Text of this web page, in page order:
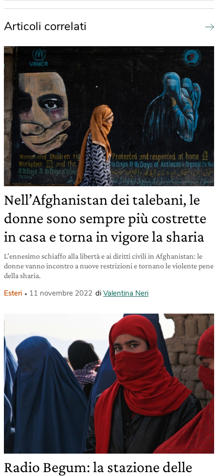
Articoli correlati
Nell’Afghanistan dei talebani, le
donne sono sempre più costrette
in casa e torna in vigore la sharia
L’ennesimo schiaffo alla libertà e ai diritti civili in Afghanistan: le
donne vanno incontro a nuove restrizioni e tornano le violente pene
della sharia.
Esteri 11 novembre 2022 di Valentina Neri
Radio Begum: la stazione delle